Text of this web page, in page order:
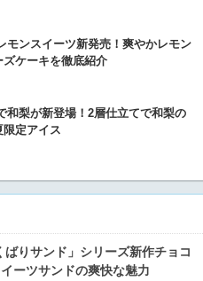
モンスイーツ新発売！爽やかレモン
ケーキを徹底紹介
和梨が新登場！2層仕立てで和梨の
定アイス
ばりサンド」シリーズ新作チョコ
ーツサンドの爽快な魅力